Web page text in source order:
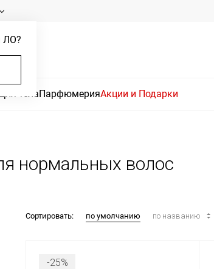
ЛО?
телаПарфюмерияАкции и Подарки
нормальных волос
Сортировать: по умолчанию по названию
-25%